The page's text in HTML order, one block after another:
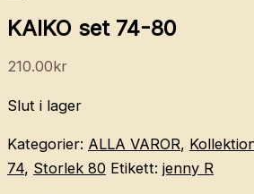
KAIKO set 74-80
210.00kr
Slut i lager
Kategorier: ALLA VAROR,
74, Storlek 80 Etikett: jenny R